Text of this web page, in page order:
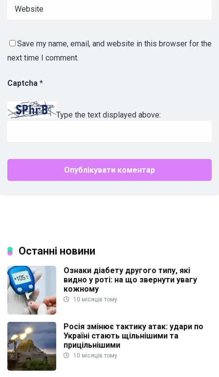
Save my name, email, and website in this browser for the
next time I comment.
Captcha *
Type the text displayed above:
Останні новини
Ознаки діабету другого типу, які
видно у роті: на що звернути увагу
кожному
10 місяців тому
Росія змінює тактику атак: удари по
Україні стають щільнішими та
прицільнішими
10 місяців тому